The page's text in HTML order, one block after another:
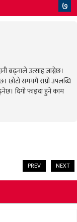
७
बढ्नाले उत्साह जाग्नेछ।
छोटो समयमै राम्रो उपलब्धि
दिगो फाइदा हुने काम
PREV NEXT